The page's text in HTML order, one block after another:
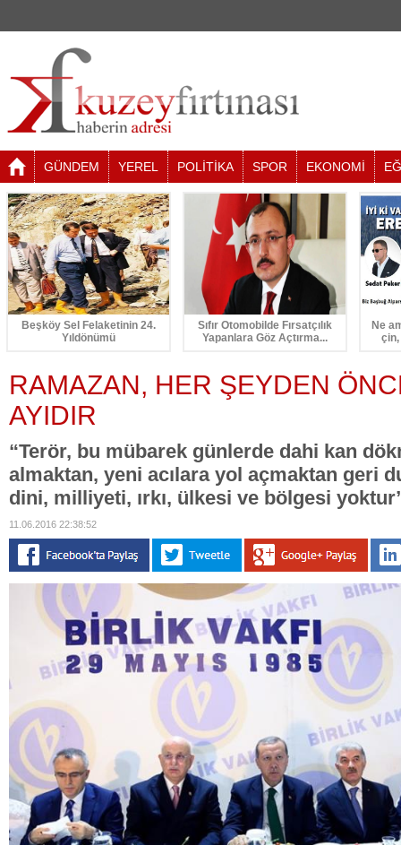
GÜNDEM YEREL POLİTİKA SPOR EKONOMİ
Beşköy Sel Felaketinin 24.
Yıldönümü
Sıfır Otomobilde Fırsatçılık
Yapanlara Göz Açtırma...
Ne
RAMAZAN, HER ŞEYDEN
AYIDIR
“Terör, bu mübarek günlerde dahi kan
almaktan, yeni acılara yol açmaktan geri
dini, milliyeti, ırkı, ülkesi ve bölgesi
11.06.2016 22:38:52